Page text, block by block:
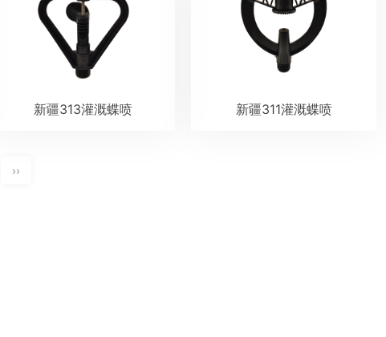
新疆313灌溉蝶喷 新疆311灌溉蝶喷
››